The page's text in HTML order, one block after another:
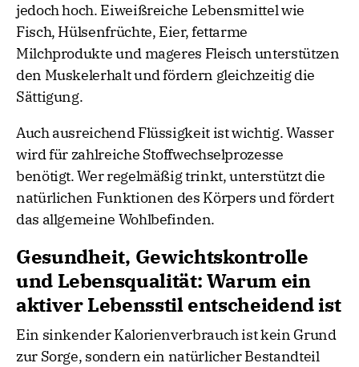
jedoch hoch. Eiweißreiche Lebensmittel wie
Fisch, Hülsenfrüchte, Eier, fettarme
Milchprodukte und mageres Fleisch unterstützen
den Muskelerhalt und fördern gleichzeitig die
Sättigung.
Auch ausreichend Flüssigkeit ist wichtig. Wasser
wird für zahlreiche Stoffwechselprozesse
benötigt. Wer regelmäßig trinkt, unterstützt die
natürlichen Funktionen des Körpers und fördert
das allgemeine Wohlbefinden.
Gesundheit, Gewichtskontrolle
und Lebensqualität: Warum ein
aktiver Lebensstil entscheidend ist
Ein sinkender Kalorienverbrauch ist kein Grund
zur Sorge, sondern ein natürlicher Bestandteil